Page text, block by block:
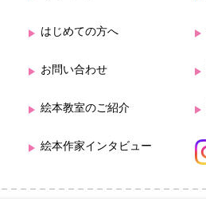
はじめての方へ
お問い合わせ
絵本教室のご紹介
絵本作家インタビュー